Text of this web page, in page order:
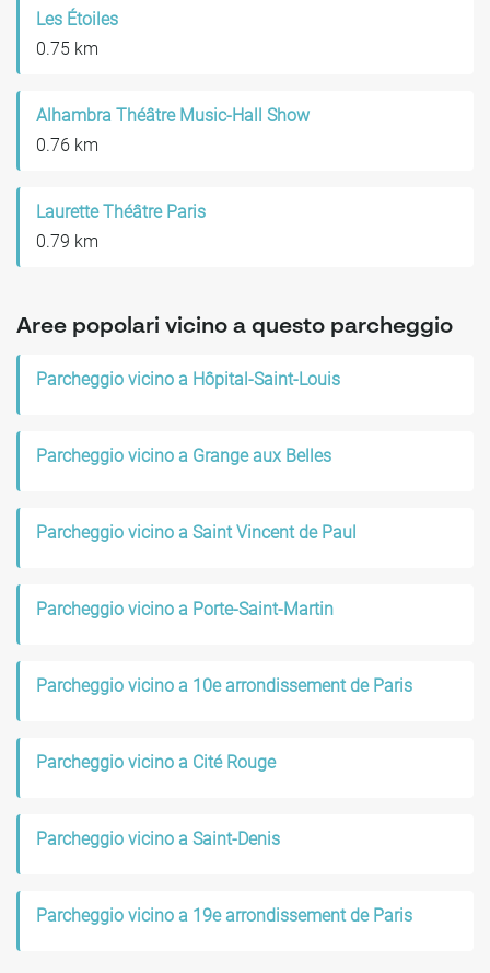
Les Étoiles
0.75 km
Alhambra Théâtre Music-Hall Show
0.76 km
Laurette Théâtre Paris
0.79 km
Aree popolari vicino a questo parcheggio
Parcheggio vicino a Hôpital-Saint-Louis
Parcheggio vicino a Grange aux Belles
Parcheggio vicino a Saint Vincent de Paul
Parcheggio vicino a Porte-Saint-Martin
Parcheggio vicino a 10e arrondissement de Paris
Parcheggio vicino a Cité Rouge
Parcheggio vicino a Saint-Denis
Parcheggio vicino a 19e arrondissement de Paris